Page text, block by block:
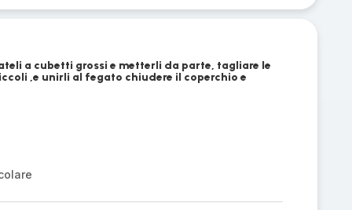
a cubetti grossi e metterli da parte, tagliare le
,e unirli al fegato chiudere il coperchio e